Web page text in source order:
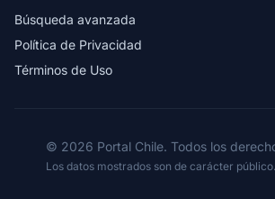
Búsqueda avanzada
Política de Privacidad
Términos de Uso
© 2026 Portal Chile. Todos los
Los datos mostrados son de carácter público.